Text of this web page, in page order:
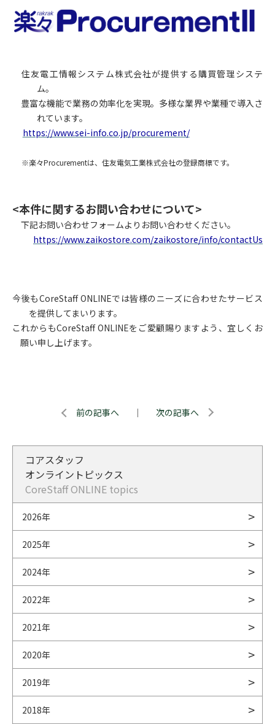
住友電工情報システム株式会社が提供する購買管理システ
ム。
豊富な機能で業務の効率化を実現。多様な業界や業種で導入さ
れています。
https://www.sei-info.co.jp/procurement/
※楽々Procurementは、住友電気工業株式会社の登録商標です。
<本件に関するお問い合わせについて>
下記お問い合わせフォームよりお問い合わせください。
https://www.zaikostore.com/zaikostore/info/contactUs
今後もCoreStaff ONLINEでは皆様のニーズに合わせたサービス
を提供してまいります。
これからもCoreStaff ONLINEをご愛顧賜りますよう、宜しくお
願い申し上げます。
前の記事へ ｜ 次の記事へ
コアスタッフ
オンライントピックス
CoreStaff ONLINE topics
2026年
2025年
2024年
2022年
2021年
2020年
2019年
2018年